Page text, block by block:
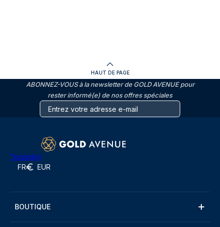
HAUT DE PAGE
ABONNEZ-VOUS à la newsletter de GOLD AVENUE pour
rester informé(e) de nos offres spéciales
Trustpilot
FR EUR
BOUTIQUE